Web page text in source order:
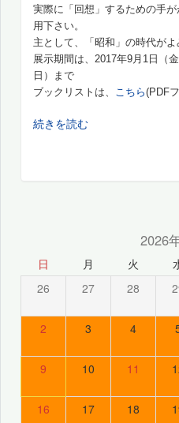
実際に「回想」するための手
用下さい。
主として、「昭和」の時代がよ
展示期間は、2017年9月1日（
日）まで
ブックリストは、 こちら(PDF
続きを読む
2026
日 月 火
26 27 28
2 3 4
9 10 11
16 17 18